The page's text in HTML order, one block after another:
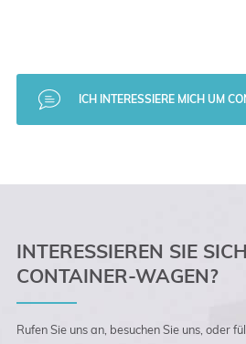
ICH INTERESSIERE MICH UM
INTERESSIEREN SIE
CONTAINER-WAGEN?
Rufen Sie uns an, besuchen Sie uns, oder